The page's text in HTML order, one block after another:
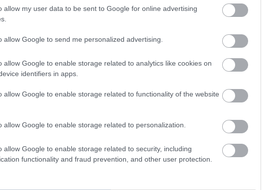
allow my user data to be sent to Google for online advertising
allow Google to send me personalized advertising.
allow Google to enable storage related to analytics like cookies on
identifiers in apps.
allow Google to enable storage related to functionality of the website
allow Google to enable storage related to personalization.
allow Google to enable storage related to security, including
functionality and fraud prevention, and other user protection.